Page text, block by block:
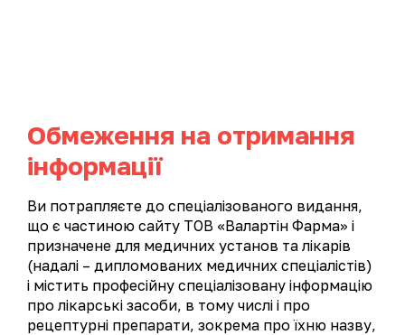
Каталог продукції
КАТАЛОГ ПРОДУКЦІЇ
Усі продукти Гастроентерологія
Гінекологія
Імуностимулюючі та противірусні препарати
Обмеження на отримання
інформації
Ви потрапляєте до спеціалізованого видання,
що є частиною сайту ТОВ «Валартін Фарма» і
призначене для медичних установ та лікарів
(надалі – дипломованих медичних спеціалістів)
і містить професійну спеціалізовану інформацію
про лікарські засоби, в тому числі і про
рецептурні препарати, зокрема про їхню назву,